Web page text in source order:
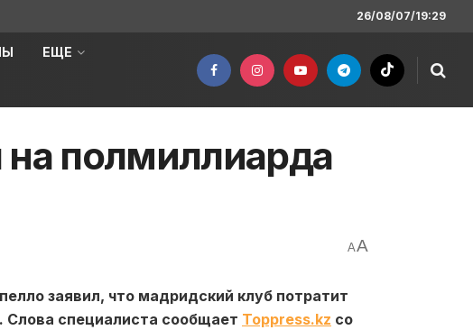
26/08/07/19:29
ЕЩЕ
на полмиллиарда
AA
заявил, что мадридский клуб потратит
специалиста сообщает Toppress.kz со